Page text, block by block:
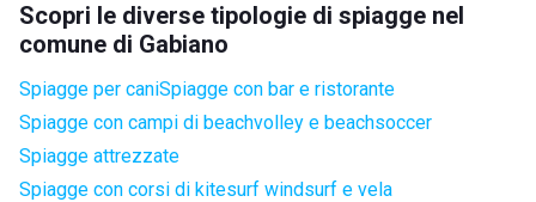
Scopri le diverse tipologie di spiagge nel
comune di Gabiano
Spiagge per caniSpiagge con bar e ristorante
Spiagge con campi di beachvolley e beachsoccer
Spiagge attrezzate
Spiagge con corsi di kitesurf windsurf e vela